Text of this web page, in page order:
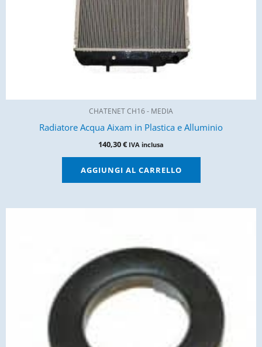
CHATENET CH16 - MEDIA
Radiatore Acqua Aixam in Plastica e Alluminio
140,30€ IVA inclusa
AGGIUNGI AL CARRELLO